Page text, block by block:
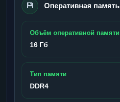
💾 Оперативная память
Объём оперативной памяти
16 Гб
Тип памяти
DDR4